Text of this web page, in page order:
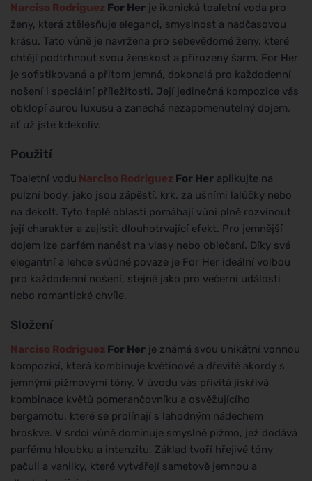
Narciso Rodriguez For Her je ikonická toaletní voda pro
ženy, která ztělesňuje eleganci, smyslnost a nadčasovou
krásu. Tato vůně je navržena pro sebevědomé ženy, které
chtějí podtrhnout svou ženskost a přirozený šarm. For Her
je sofistikovaná a přitom jemná, dokonalá pro každodenní
nošení i speciální příležitosti. Její jedinečná kompozice vás
obklopí aurou luxusu a zanechá nezapomenutelný dojem,
ať už jste kdekoliv.
Použití
Toaletní vodu Narciso Rodriguez For Her aplikujte na
pulzní body, jako jsou zápěstí, krk, za ušními lalůčky nebo
na dekolt. Tyto teplé oblasti pomáhají vůni plně rozvinout
její charakter a zajistit dlouhotrvající efekt. Pro jemnější
dojem lze parfém nanést na vlasy nebo oblečení. Díky své
elegantní a lehce svůdné povaze je For Her ideální volbou
pro každodenní nošení, stejně jako pro večerní události
nebo romantické chvíle.
Složení
Narciso Rodriguez For Her je známá svou unikátní vonnou
kompozicí, která kombinuje květinové a dřevité akordy s
jemnými pižmovými tóny. V úvodu vás přivítá jiskřivá
kombinace květů pomerančovníku a osvěžujícího
bergamotu, které se prolínají s lahodným nádechem
broskve. V srdci vůně dominuje smyslné pižmo, jež dodává
parfému hloubku a intenzitu. Základ tvoří hřejivé tóny
pačuli a vanilky, které vytvářejí sametově jemnou a